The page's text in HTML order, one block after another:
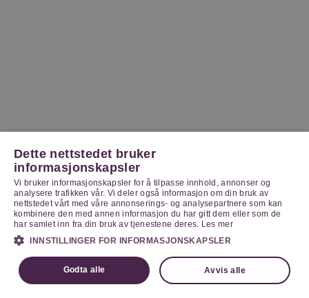
Dette nettstedet bruker
informasjonskapsler
Vi bruker informasjonskapsler for å tilpasse innhold, annonser og
analysere trafikken vår. Vi deler også informasjon om din bruk av
nettstedet vårt med våre annonserings- og analysepartnere som kan
kombinere den med annen informasjon du har gitt dem eller som de
har samlet inn fra din bruk av tjenestene deres. Les mer
INNSTILLINGER FOR INFORMASJONSKAPSLER
Godta alle Avvis alle